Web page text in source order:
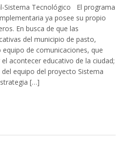
Sistema Tecnológico El programa
ya posee su propio
En busca de que las
del municipio de pasto,
de comunicaciones, que
acontecer educativo de la ciudad;
equipo del proyecto Sistema
[…]